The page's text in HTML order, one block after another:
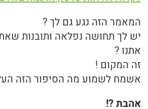
המאמר הזה נגע גם לך ?
יש לך תחושה נפלאה ותובנות
אתנו ?
זה המקום !
אשמח לשמוע מה הסיפור הזה
אהבת ?!